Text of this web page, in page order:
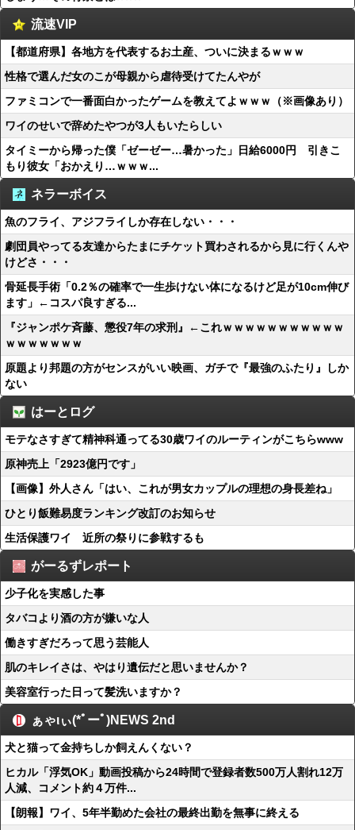
流速VIP
【都道府県】各地方を代表するお土産、ついに決まるｗｗｗ
性格で選んだ女のこが母親から虐待受けてたんやが
ファミコンで一番面白かったゲームを教えてよｗｗｗ（※画像あり）
ワイのせいで辞めたやつが3人もいたらしい
タイミーから帰った僕「ゼーゼー…暑かった」日給6000円 引きこ
もり彼女「おかえり…ｗｗｗ...
ネラーボイス
魚のフライ、アジフライしか存在しない・・・
劇団員やってる友達からたまにチケット買わされるから見に行くんや
けどさ・・・
骨延長手術「0.2％の確率で一生歩けない体になるけど足が10cm伸び
ます」←コスパ良すぎる...
『ジャンポケ斉藤、懲役7年の求刑』←これｗｗｗｗｗｗｗｗｗｗｗ
ｗｗｗｗｗｗｗ
原題より邦題の方がセンスがいい映画、ガチで『最強のふたり』しか
ない
はーとログ
モテなさすぎて精神科通ってる30歳ワイのルーティンがこちらwww
原神売上「2923億円です」
【画像】外人さん「はい、これが男女カップルの理想の身長差ね」
ひとり飯難易度ランキング改訂のお知らせ
生活保護ワイ 近所の祭りに参戦するも
がーるずレポート
少子化を実感した事
タバコより酒の方が嫌いな人
働きすぎだろって思う芸能人
肌のキレイさは、やはり遺伝だと思いませんか？
美容室行った日って髪洗いますか？
ぁゃιぃ(*ﾟーﾟ)NEWS 2nd
犬と猫って金持ちしか飼えんくない？
ヒカル「浮気OK」動画投稿から24時間で登録者数500万人割れ12万
人減、コメント約４万件...
【朗報】ワイ、5年半勤めた会社の最終出勤を無事に終える